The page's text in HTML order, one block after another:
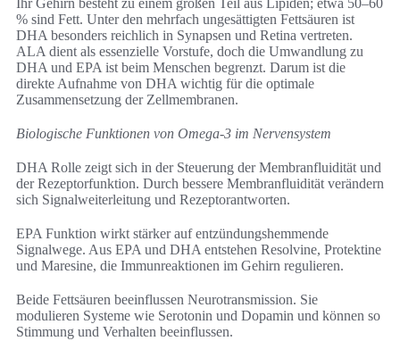
Ihr Gehirn besteht zu einem großen Teil aus Lipiden; etwa 50–60
% sind Fett. Unter den mehrfach ungesättigten Fettsäuren ist
DHA besonders reichlich in Synapsen und Retina vertreten.
ALA dient als essenzielle Vorstufe, doch die Umwandlung zu
DHA und EPA ist beim Menschen begrenzt. Darum ist die
direkte Aufnahme von DHA wichtig für die optimale
Zusammensetzung der Zellmembranen.
Biologische Funktionen von Omega-3 im Nervensystem
DHA Rolle zeigt sich in der Steuerung der Membranfluidität und
der Rezeptorfunktion. Durch bessere Membranfluidität verändern
sich Signalweiterleitung und Rezeptorantworten.
EPA Funktion wirkt stärker auf entzündungshemmende
Signalwege. Aus EPA und DHA entstehen Resolvine, Protektine
und Maresine, die Immunreaktionen im Gehirn regulieren.
Beide Fettsäuren beeinflussen Neurotransmission. Sie
modulieren Systeme wie Serotonin und Dopamin und können so
Stimmung und Verhalten beeinflussen.